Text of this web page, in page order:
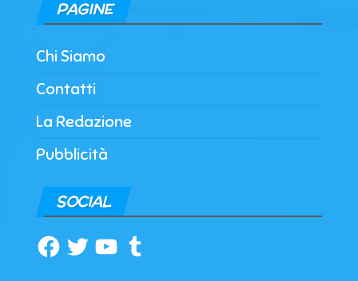
PAGINE
Chi Siamo
Contatti
La Redazione
Pubblicità
SOCIAL
Facebook
TwitterYouTubeTumblr